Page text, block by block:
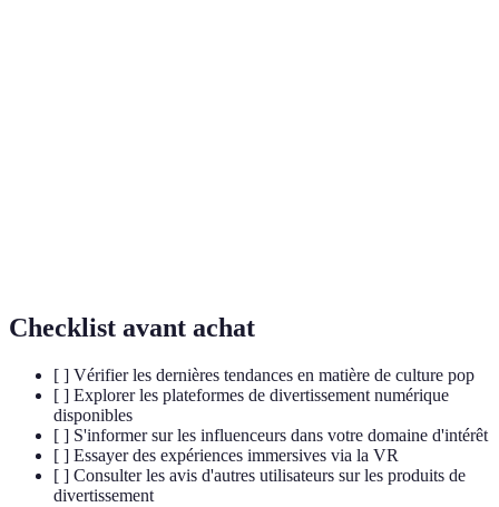
Checklist avant achat
[ ] Vérifier les dernières tendances en matière de culture pop
[ ] Explorer les plateformes de divertissement numérique
disponibles
[ ] S'informer sur les influenceurs dans votre domaine d'intérêt
[ ] Essayer des expériences immersives via la VR
[ ] Consulter les avis d'autres utilisateurs sur les produits de
divertissement